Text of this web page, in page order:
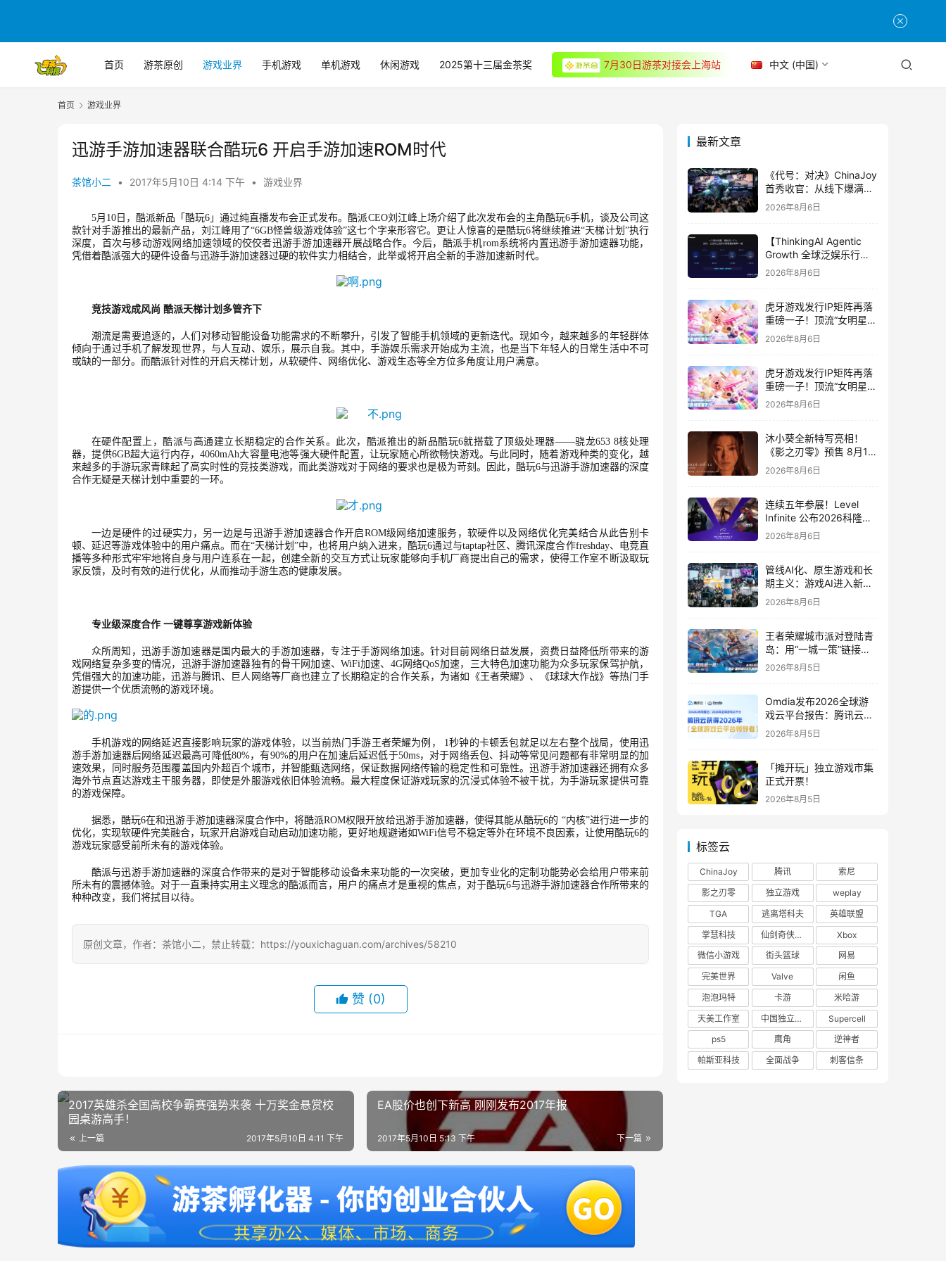
首页 游茶原创 游戏业界 手机游戏 单机游戏 休闲游戏 2025第十三届金茶奖 7月30日游茶对接会上海站 中文 (中国)
首页 游戏业界
迅游手游加速器联合酷玩6 开启手游加速ROM时代
茶馆小二 • 2017年5月10日 4:14 下午 • 游戏业界
5月10日，酷派新品「酷玩6」通过纯直播发布会正式发布。酷派CEO刘江峰上场介绍了此次发布会的主角酷玩6手机，谈及公司这
款针对手游推出的最新产品，刘江峰用了“6GB怪兽级游戏体验”这七个字来形容它。更让人惊喜的是酷玩6将继续推进“天梯计划”执行
深度，首次与移动游戏网络加速领域的佼佼者迅游手游加速器开展战略合作。今后，酷派手机rom系统将内置迅游手游加速器功能，
凭借着酷派强大的硬件设备与迅游手游加速器过硬的软件实力相结合，此举或将开启全新的手游加速新时代。
竞技游戏成风尚 酷派天梯计划多管齐下
潮流是需要追逐的，人们对移动智能设备功能需求的不断攀升，引发了智能手机领域的更新迭代。现如今，越来越多的年轻群体
倾向于通过手机了解发现世界，与人互动、娱乐，展示自我。其中，手游娱乐需求开始成为主流，也是当下年轻人的日常生活中不可
或缺的一部分。而酷派针对性的开启天梯计划，从软硬件、网络优化、游戏生态等全方位多角度让用户满意。
在硬件配置上，酷派与高通建立长期稳定的合作关系。此次，酷派推出的新品酷玩6就搭载了顶级处理器——骁龙653 8核处理
器，提供6GB超大运行内存，4060mAh大容量电池等强大硬件配置，让玩家随心所欲畅快游戏。与此同时，
随着游戏种类的变化，越
来越多的手游玩家青睐起了高实时性的竞技类游戏，而此类游戏对于网络的要求也是极为苛刻。因此，酷玩6与迅游手游加速器的深度
合作无疑是天梯计划中重要的一环。
一边是硬件的过硬实力，另一边是与迅游手游加速器合作开启ROM级网络加速服务，软硬件以及网络优化完美结合从此告别卡
顿、延迟等游戏体验中的用户痛点。而在“天梯计划”中，也将用户纳入进来，酷玩6通过与taptap社区、腾讯深度合作freshday、电竞直
播等多种形式牢牢地将自身与用户连系在一起，创建全新的交互方式让玩家能够向手机厂商提出自己的需求，使得工作室不断汲取玩
家反馈，及时有效的进行优化，从而推动手游生态的健康发展。
专业级深度合作 一键尊享游戏新体验
众所周知，迅游手游加速器是国内最大的手游加速器，专注于手游网络加速。针对目前网络日益发展，资费日益降低所带来的游
戏网络复杂多变的情况，迅游手游加速器独有的骨干网加速、 WiFi加速、4G网络QoS加速，三大特色加速功能为众多玩家保驾护航，
凭借强大的加速功能，迅游与腾讯、巨人网络等厂商也建立了长期稳定的合作关系，为诸如《王者荣耀》、《球球大作战》等热门手
游提供一个优质流畅的游戏环境。
手机游戏的网络延迟直接影响玩家的游戏体验，以当前热门手游王者荣耀为例，
1秒钟的卡顿丢包就足以左右整个战局，使用迅
游手游加速器后网络延迟最高可降低80%，有90%的用户在加速后延迟低于50ms，对于网络丢包、抖动等常见问题都有非常明显的加
速效果，同时服务范围覆盖国内外超百个城市，并智能甄选网络，保证数据网络传输的稳定性和可靠性。迅游手游加速器还拥有众多
海外节点直达游戏主干服务器，即使是外服游戏依旧体验流畅。最大程度保证游戏玩家的沉浸式体验不被干扰，为手游玩家提供可靠
的游戏保障。
据悉，酷玩6在和迅游手游加速器深度合作中，将酷派ROM权限开放给迅游手游加速器，使得其能从酷玩6的 “内核”进行进一步的
优化，实现软硬件完美融合，玩家开启游戏自动启动加速功能，更好地规避诸如WiFi信号不稳定等外在环境不良因素，让使用酷玩6的
游戏玩家感受前所未有的游戏体验。
酷派与迅游手游加速器的深度合作带来的是对于智能移动设备未来功能的一次突破，更加专业化的定制功能势必会给用户带来前
所未有的震撼体验。对于一直秉持实用主义理念的酷派而言，用户的痛点才是重视的焦点，对于酷玩6与迅游手游加速器合作所带来的
种种改变，我们将拭目以待。
原创文章，作者：茶馆小二，禁止转载：https://youxichaguan.com/archives/58210
赞 (0)
2017英雄杀全国高校争霸赛强势来袭 十万奖金悬赏校
园桌游高手！
上一篇 2017年5月10日 4:11 下午
EA股价也创下新高 刚刚发布2017年报
下一篇
2017年5月10日 5:13 下午
最新文章
《代号：对决》ChinaJoy
首秀收官：从线下爆满看
见玩家的真实期待
2026年8月6日
【ThinkingAI Agentic
Growth 全球泛娱乐行业
峰会】Agent 时代，人到
2026年8月6日
虎牙游戏发行IP矩阵再落
重磅一子！顶流“女明星”
ZANMANG LOOPY 正版
3D消除手游《消消奇遇》
2026年8月6日
虎牙游戏发行IP矩阵再落
重磅一子！顶流“女明星”
ZANMANG LOOPY 正版
2026年8月6日
沐小葵全新特写亮相！
《影之刃零》预售 8月12
日开启
2026年8月6日
连续五年参展！Level
Infinite 公布2026科隆游
戏展产品阵容
2026年8月6日
管线AI化、原生游戏和长
期主义：游戏AI进入新共
识时代
2026年8月6日
王者荣耀城市派对登陆青
岛：用“一城一策”链接海
洋场景，以双向奔赴带动
2026年8月5日
Omdia发布2026全球游
戏云平台报告：腾讯云连
续两年入选“领导者”象限
2026年8月5日
「摊开玩」独立游戏市集
正式开票！
2026年8月5日
标签云
ChinaJoy 腾讯
索尼
影之刃零
独立游戏
weplay
TGA
逃离塔科夫
英雄联盟
掌慧科技
仙剑奇侠传四
Xbox
微信小游戏
街头篮球
网易
完美世界
Valve
闲鱼
泡泡玛特
卡游
米哈游
天美工作室
中国独立游戏联盟
Supercell
ps5
鹰角
逆神者
帕斯亚科技
全面战争 刺客信条